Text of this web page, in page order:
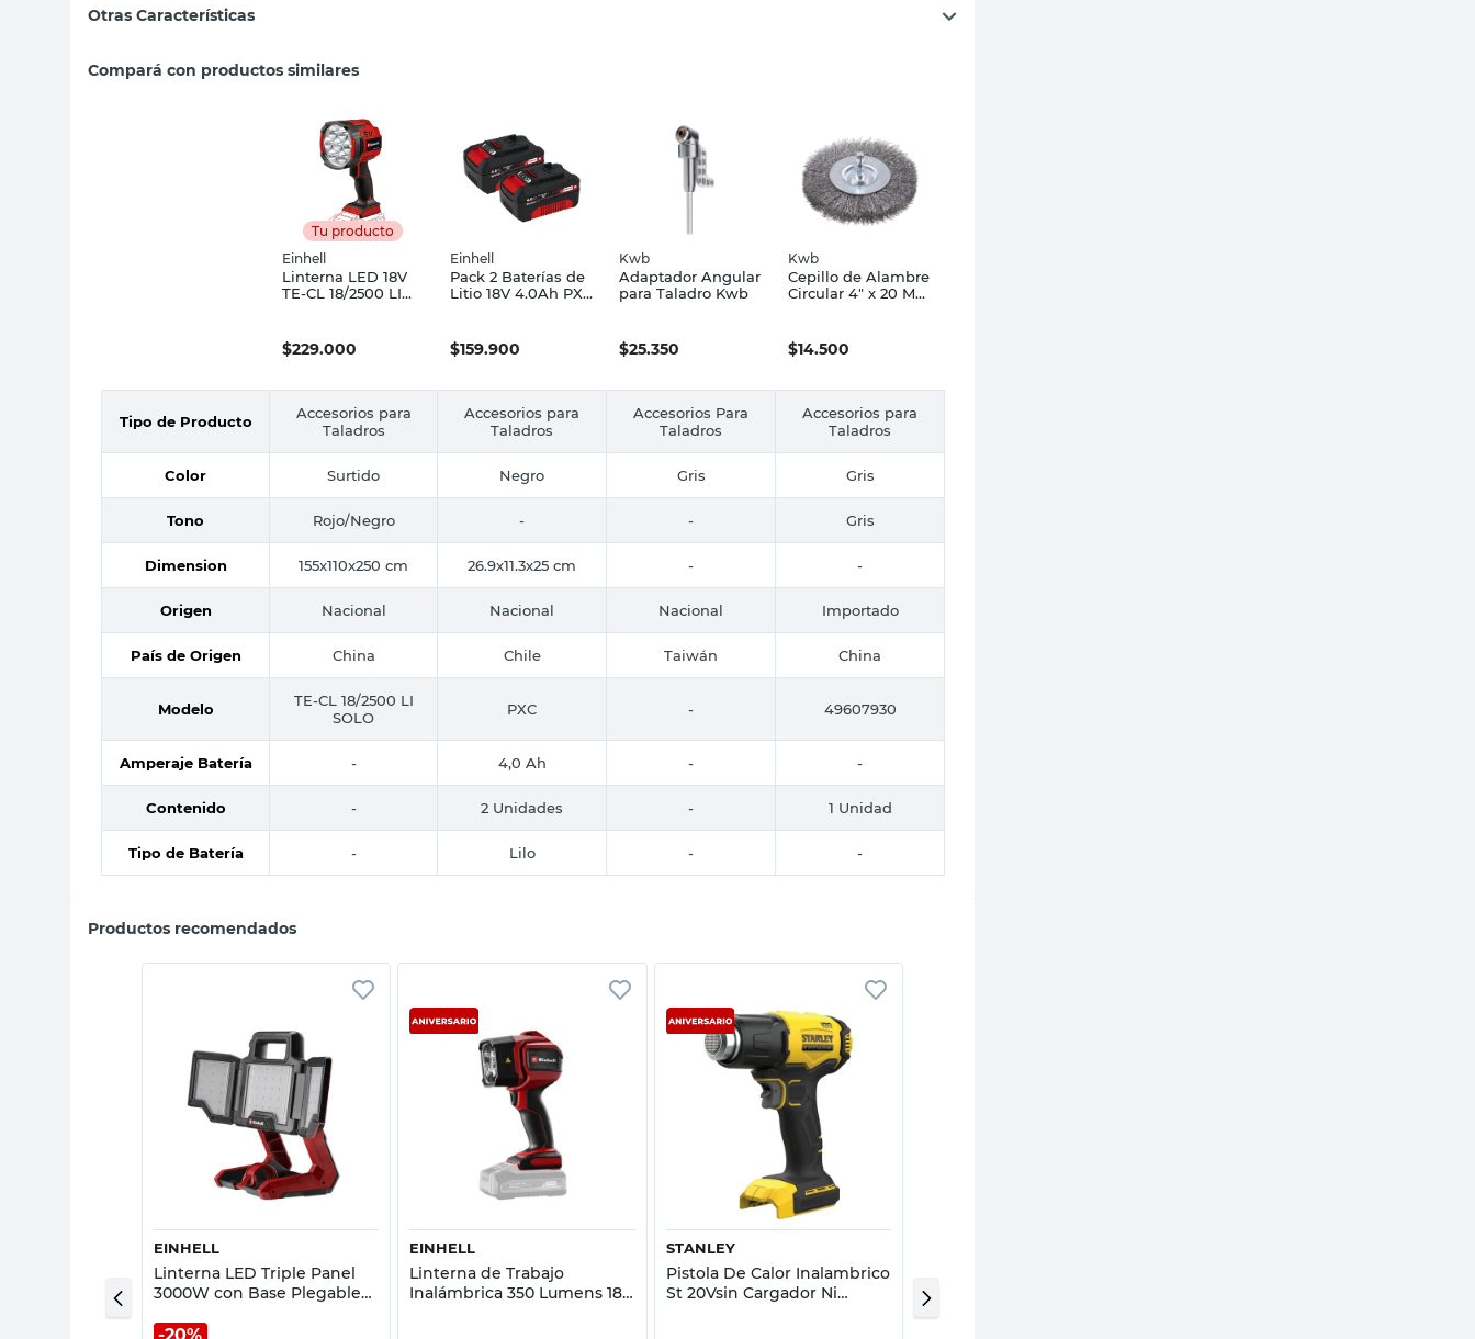
Otras Características
Compará con productos similares
Tu producto
Einhell
Linterna LED 18V
TE-CL 18/2500 LI
$229.000
Einhell
Pack 2 Baterías de
Litio 18V 4.0Ah PXC
$159.900
Kwb
Adaptador Angular
para Taladro Kwb
$25.350
Kwb
Cepillo de Alambre
Circular 4" x 20 Mm
$14.500
Tipo de Producto
Accesorios para
Taladros
Accesorios para
Taladros
Accesorios Para
Taladros
Accesorios para
Taladros
Color Surtido Negro Gris Gris
Tono Rojo/Negro - - Gris
Dimension 155x110x250 cm 26.9x11.3x25 cm - -
Origen Nacional Nacional Nacional Importado
País de Origen China Chile Taiwán China
Modelo
TE-CL 18/2500 LI
SOLO
PXC - 49607930
Amperaje Batería - 4,0 Ah - -
Contenido - 2 Unidades - 1 Unidad
Tipo de Batería - Lilo - -
Productos recomendados
Vista rápida
EINHELL
Linterna LED Triple Panel
3000W con Base Plegable
Vista rápida
EINHELL
Linterna de Trabajo
Inalámbrica 350 Lumens 18V
Vista rápida
STANLEY
Pistola De Calor Inalambrico
St 20Vsin Cargador Ni
Daewoo